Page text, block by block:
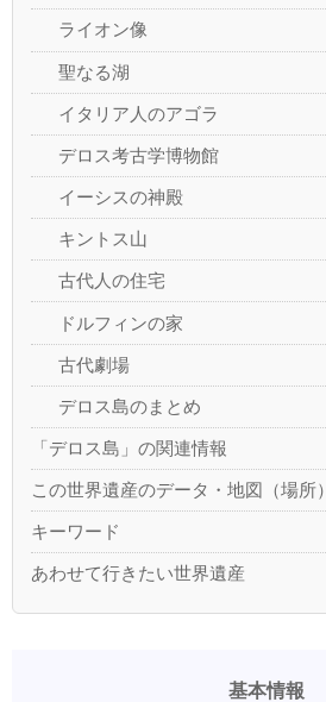
ライオン像
聖なる湖
イタリア人のアゴラ
デロス考古学博物館
イーシスの神殿
キントス山
古代人の住宅
ドルフィンの家
古代劇場
デロス島のまとめ
「デロス島」の関連情報
この世界遺産のデータ・地図（場所）
キーワード
あわせて行きたい世界遺産
基本情報